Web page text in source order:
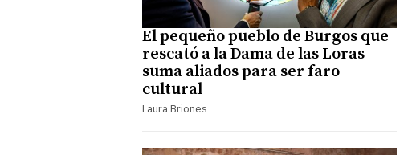
El pequeño pueblo de Burgos que
rescató a la Dama de las Loras
suma aliados para ser faro
cultural
Laura Briones